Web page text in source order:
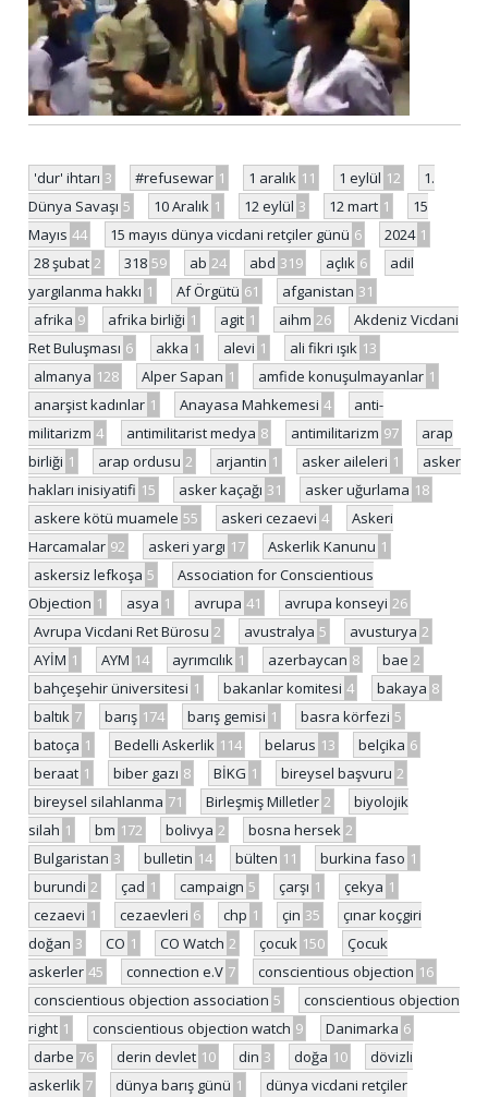
'dur' ihtarı 3 #refusewar 1 1 aralık 11 1 eylül 12
1.
Dünya Savaşı 5 10 Aralık 1 12 eylül 3 12 mart 1
15
Mayıs 44 15 mayıs dünya vicdani retçiler günü 6 2024 1
28 şubat 2 318 59 ab 24 abd 319 açlık 6
adil
yargılanma hakkı 1 Af Örgütü 61 afganistan 31
afrika 9 afrika birliği 1 agit 1 aihm 26
Akdeniz Vicdani
Ret Buluşması 6 akka 1 alevi 1 ali fikri ışık 13
almanya 128 Alper Sapan 1 amfide konuşulmayanlar 1
anarşist kadınlar 1 Anayasa Mahkemesi 4
anti-
militarizm 4 antimilitarist medya 8 antimilitarizm 97
arap
birliği 1 arap ordusu 2 arjantin 1 asker aileleri 1
asker
hakları inisiyatifi 15 asker kaçağı 31 asker uğurlama 18
askere kötü muamele 55 askeri cezaevi 4
Askeri
Harcamalar 92 askeri yargı 17 Askerlik Kanunu 1
askersiz lefkoşa 5
Association for Conscientious
Objection 1 asya 1 avrupa 41 avrupa konseyi 26
Avrupa Vicdani Ret Bürosu 2 avustralya 5 avusturya 2
AYİM 1 AYM 14 ayrımcılık 1 azerbaycan 8 bae 2
bahçeşehir üniversitesi 1 bakanlar komitesi 4 bakaya 8
baltık 7 barış 174 barış gemisi 1 basra körfezi 5
batoça 1 Bedelli Askerlik 114 belarus 13 belçika 6
beraat 1 biber gazı 8 BİKG 1 bireysel başvuru 2
bireysel silahlanma 71 Birleşmiş Milletler 2
biyolojik
silah 1 bm 172 bolivya 2 bosna hersek 2
Bulgaristan 3 bulletin 14 bülten 11 burkina faso 1
burundi 2 çad 1 campaign 5 çarşı 1 çekya 1
cezaevi 1 cezaevleri 6 chp 1 çin 35
çınar koçgiri
doğan 3 CO 1 CO Watch 2 çocuk 150
Çocuk
askerler 45 connection e.V 7 conscientious objection 16
conscientious objection association 5
conscientious objection
right 1 conscientious objection watch 9 Danimarka 6
darbe 76 derin devlet 10 din 3 doğa 10
dövizli
askerlik 7 dünya barış günü 1
dünya vicdani retçiler